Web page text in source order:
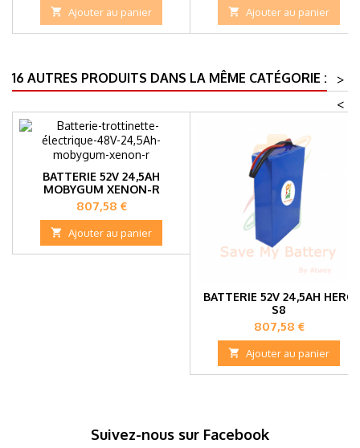
 Ajouter au panier  Ajouter au panier
16 AUTRES PRODUITS DANS LA MÊME CATÉGORIE :
>
<
BATTERIE 52V 24,5AH
MOBYGUM XENON-R
Prix
807,58 €
 Ajouter au panier
BATTERIE 52V 24,5AH HERO
S8
Prix
807,58 €
 Ajouter au panier
Suivez-nous sur Facebook